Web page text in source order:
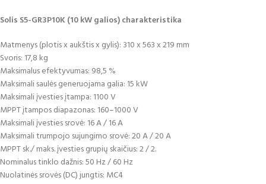
Solis S5-GR3P10K (10 kW galios) charakteristika
Matmenys (plotis x aukštis x gylis): 310 x 563 x 219 mm
Svoris: 17,8 kg
Maksimalus efektyvumas: 98,5 %
Maksimali saulės generuojama galia: 15 kW
Maksimali įvesties įtampa: 1100 V
MPPT įtampos diapazonas: 160–1000 V
Maksimali įvesties srovė: 16 A / 16 A
Maksimali trumpojo sujungimo srovė: 20 A / 20 A
MPPT sk./ maks. įvesties grupių skaičius: 2 / 2.
Nominalus tinklo dažnis: 50 Hz / 60 Hz
Nuolatinės srovės (DC) jungtis: MC4